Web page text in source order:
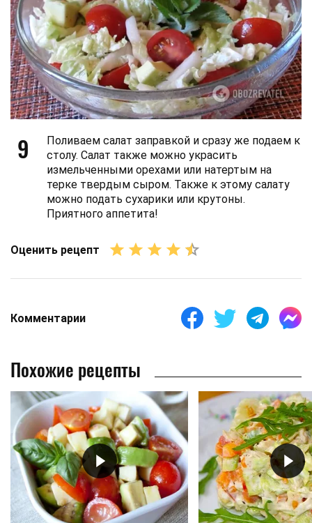
9
Поливаем салат заправкой и сразу же подаем к
столу. Салат также можно украсить
измельченными орехами или натертым на
терке твердым сыром. Также к этому салату
можно подать сухарики или крутоны.
Приятного аппетита!
Оценить рецепт
Комментарии
Похожие рецепты